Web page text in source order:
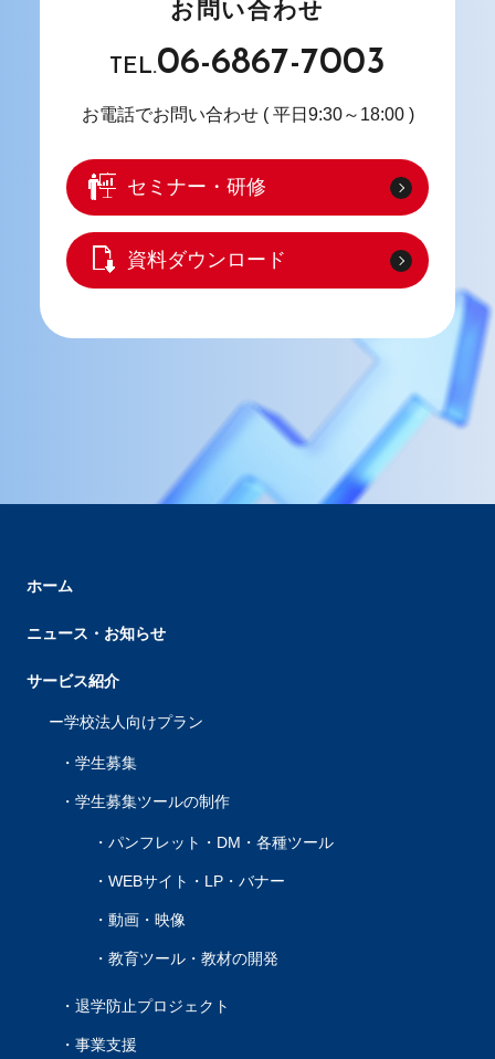
お問い合わせ
TEL.06-6867-7003
お電話でお問い合わせ ( 平日9:30～18:00 )
セミナー・研修
資料ダウンロード
ホーム
ニュース・お知らせ
サービス紹介
学校法人向けプラン
学生募集
学生募集ツールの制作
パンフレット・DM・各種ツール
WEBサイト・LP・バナー
動画・映像
教育ツール・教材の開発
退学防止プロジェクト
事業支援